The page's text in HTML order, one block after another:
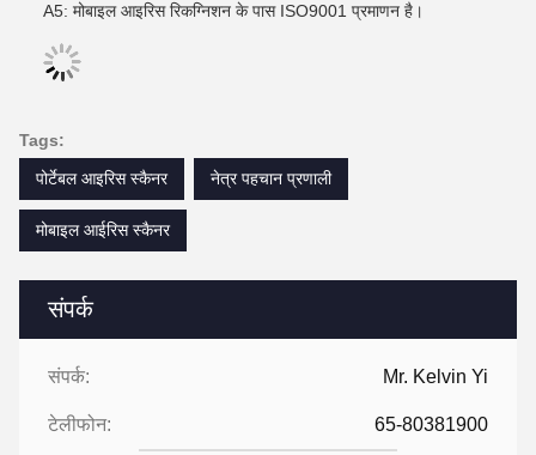
संपर्क
संपर्क: Mr. Kelvin Yi
टेलीफोन: 65-80381900
A5: मोबाइल आइरिस रिकग्निशन के पास ISO9001 प्रमाणन है।
Tags:
पोर्टेबल आइरिस स्कैनर
नेत्र पहचान प्रणाली
मोबाइल आईरिस स्कैनर